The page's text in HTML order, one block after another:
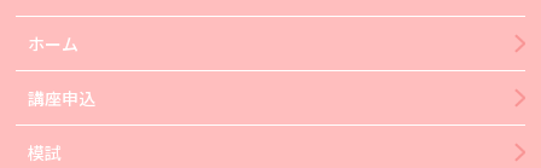
ホーム
講座申込
模試